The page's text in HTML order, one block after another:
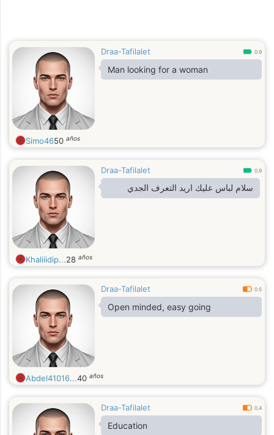
Draa-Tafilalet 0.9
Man looking for a woman
Simo4650 años
Draa-Tafilalet 0.9
سلام لباس عليك اريد التعرف الجدي
Khaliiidip...28 años
Draa-Tafilalet 0.5
Open minded, easy going
Abdel41016...40 años
Draa-Tafilalet 0.4
Education